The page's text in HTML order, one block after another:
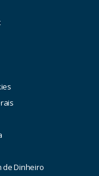
de Dinheiro